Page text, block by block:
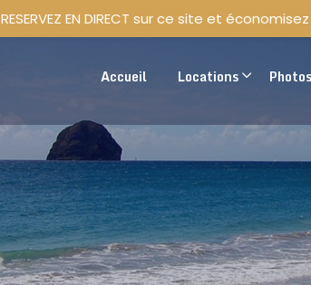
Accueil Locations Photos
RESERVEZ EN DIRECT sur ce site et